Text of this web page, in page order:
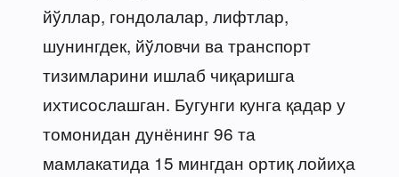
йўллар, гондолалар, лифтлар,
шунингдек, йўловчи ва транспорт
тизимларини ишлаб чиқаришга
ихтисослашган. Бугунги кунга қадар у
томонидан дунёнинг 96 та
мамлакатида 15 мингдан ортиқ лойиҳа